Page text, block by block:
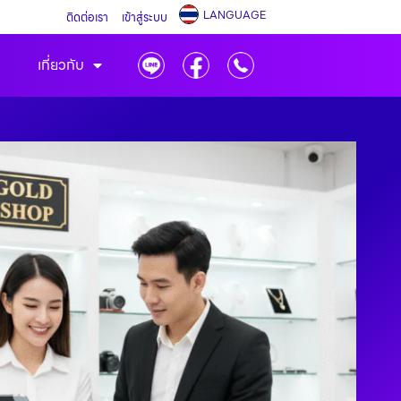
ติดต่อเรา เข้าสู่ระบบ LANGUAGE
เกี่ยวกับ